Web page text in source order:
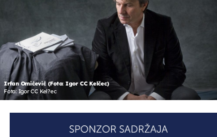
Irfan Omićević (Foto: Igor CC Kelčec)
Foto: Igor CC Kel?ec
OMOGUĆI OBAVIJESTI